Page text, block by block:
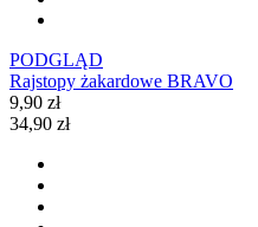
PODGLĄD
Rajstopy żakardowe BRAVO
9,90 zł
34,90 zł